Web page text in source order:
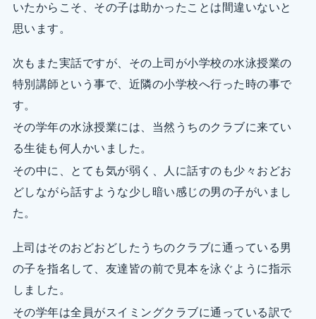
いたからこそ、その子は助かったことは間違いないと
思います。
次もまた実話ですが、その上司が小学校の水泳授業の
特別講師という事で、近隣の小学校へ行った時の事で
す。
その学年の水泳授業には、当然うちのクラブに来てい
る生徒も何人かいました。
その中に、とても気が弱く、人に話すのも少々おどお
どしながら話すような少し暗い感じの男の子がいまし
た。
上司はそのおどおどしたうちのクラブに通っている男
の子を指名して、友達皆の前で見本を泳ぐように指示
しました。
その学年は全員がスイミングクラブに通っている訳で